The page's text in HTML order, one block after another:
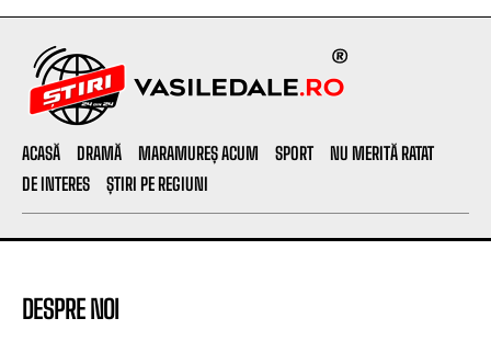
ACASĂ DRAMĂ MARAMUREȘ ACUM SPORT
NU MERITĂ RATAT
DE INTERES
ȘTIRI PE REGIUNI
DESPRE NOI